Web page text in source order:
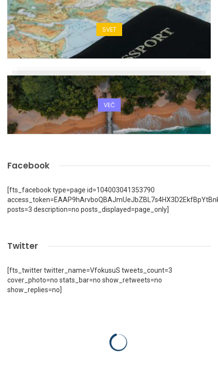
SVET
VEČ
Facebook
[fts_facebook type=page id=104003041353790
posts=3 description=no posts_displayed=page_only]
Twitter
[fts_twitter twitter_name=VfokusuS tweets_count=3
cover_photo=no stats_bar=no show_retweets=no
show_replies=no]